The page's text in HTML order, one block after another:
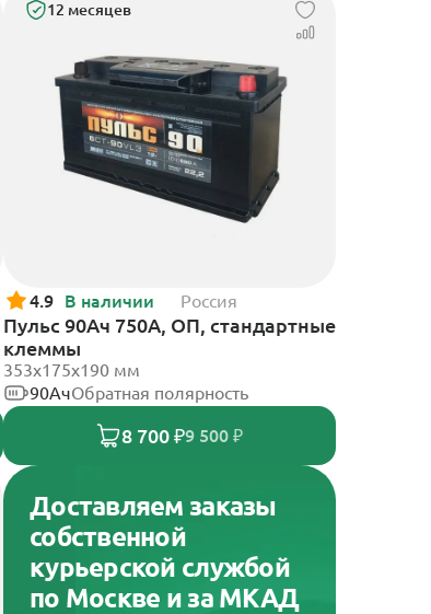
12 месяцев
4.9 В наличии Россия
Пульс 90Ач 750А, ОП, стандартные
клеммы
353x175x190 мм
90АчОбратная полярность
8 700 ₽9 500 ₽
Доставляем заказы
собственной
курьерской службой
по Москве и за МКАД